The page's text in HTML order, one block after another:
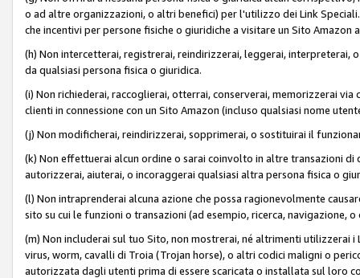
o ad altre organizzazioni, o altri benefici) per l'utilizzo dei Link
che incentivi per persone fisiche o giuridiche a visitare un Sito
(h) Non intercetterai, registrerai, reindirizzerai, leggerai,
da qualsiasi persona fisica o giuridica.
(i) Non richiederai, raccoglierai, otterrai, conserverai, memorizzerai
clienti in connessione con un Sito Amazon (incluso qualsiasi nome
(j) Non modificherai, reindirizzerai, sopprimerai, o sostituirai il
(k) Non effettuerai alcun ordine o sarai coinvolto in altre transazioni
autorizzerai, aiuterai, o incoraggerai qualsiasi altra persona fisica o
(l) Non intraprenderai alcuna azione che possa ragionevolmente
sito su cui le funzioni o transazioni (ad esempio, ricerca, navigazione,
(m) Non includerai sul tuo Sito, non mostrerai, né altrimenti utilizzerai
virus, worm, cavalli di Troia (Trojan horse), o altri codici maligni o
autorizzata dagli utenti prima di essere scaricata o installata sul loro